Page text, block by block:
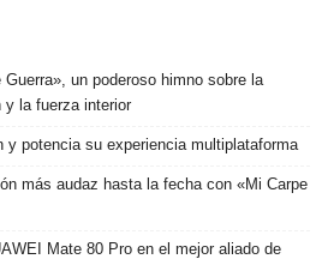
un poderoso himno sobre la
la fuerza interior
y potencia su experiencia multiplataforma
más audaz hasta la fecha con «Mi Carpe
Mate 80 Pro en el mejor aliado de